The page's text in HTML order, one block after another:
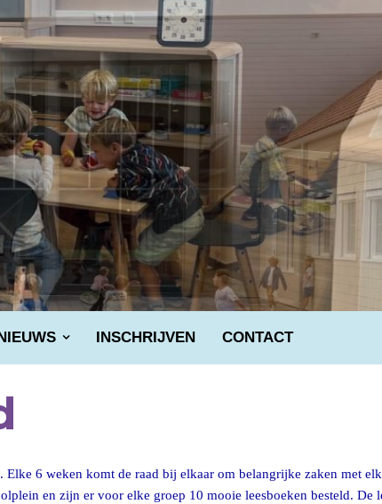
INSCHRIJVEN CONTACT
6 weken komt de raad bij elkaar om belangrijke zaken met
en zijn er voor elke groep 10 mooie leesboeken besteld. De